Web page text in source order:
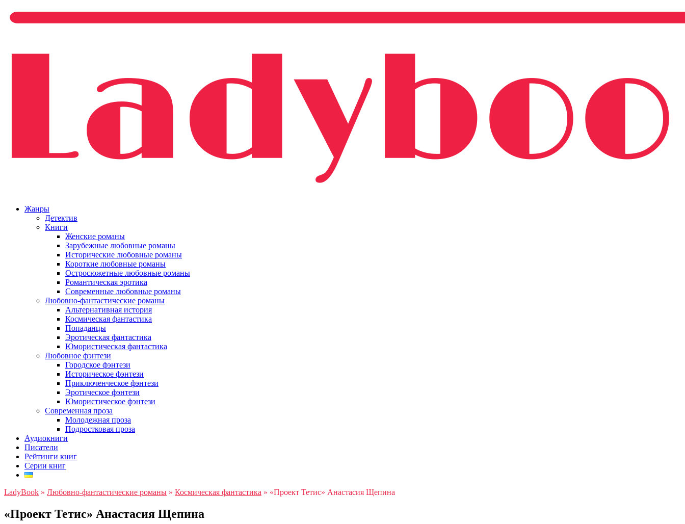
Жанры
Детектив
Книги
Женские романы
Зарубежные любовные романы
Исторические любовные романы
Короткие любовные романы
Остросюжетные любовные романы
Романтическая эротика
Современные любовные романы
Любовно-фантастические романы
Альтернативная история
Космическая фантастика
Попаданцы
Эротическая фантастика
Юмористическая фантастика
Любовное фэнтези
Городское фэнтези
Историческое фэнтези
Приключенческое фэнтези
Эротическое фэнтези
Юмористическое фэнтези
Современная проза
Молодежная проза
Подростковая проза
Аудиокниги
Писатели
Рейтинги книг
Серии книг
LadyBook » Любовно-фантастические романы » Космическая фантастика » «Проект Тетис» Анастасия Щепина
«Проект Тетис» Анастасия Щепина